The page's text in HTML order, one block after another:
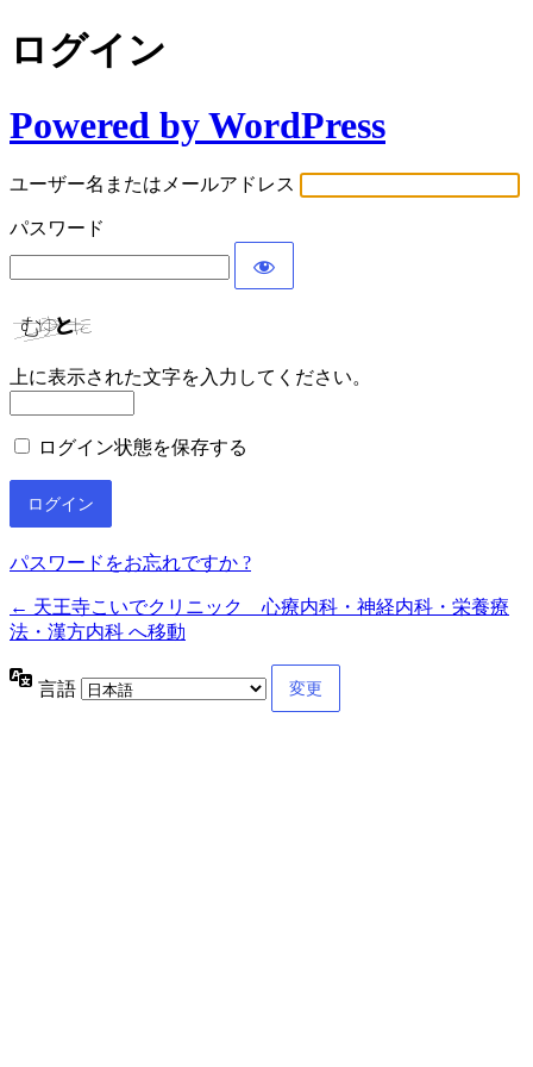
ログイン
Powered by WordPress
ユーザー名またはメールアドレス
パスワード
上に表示された文字を入力してください。
ログイン状態を保存する
パスワードをお忘れですか ?
← 天王寺こいでクリニック 心療内科・神経内科・栄養療
法・漢方内科 へ移動
言語